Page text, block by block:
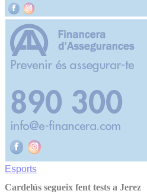
Esports
Cardelús segueix fent tests a Jerez